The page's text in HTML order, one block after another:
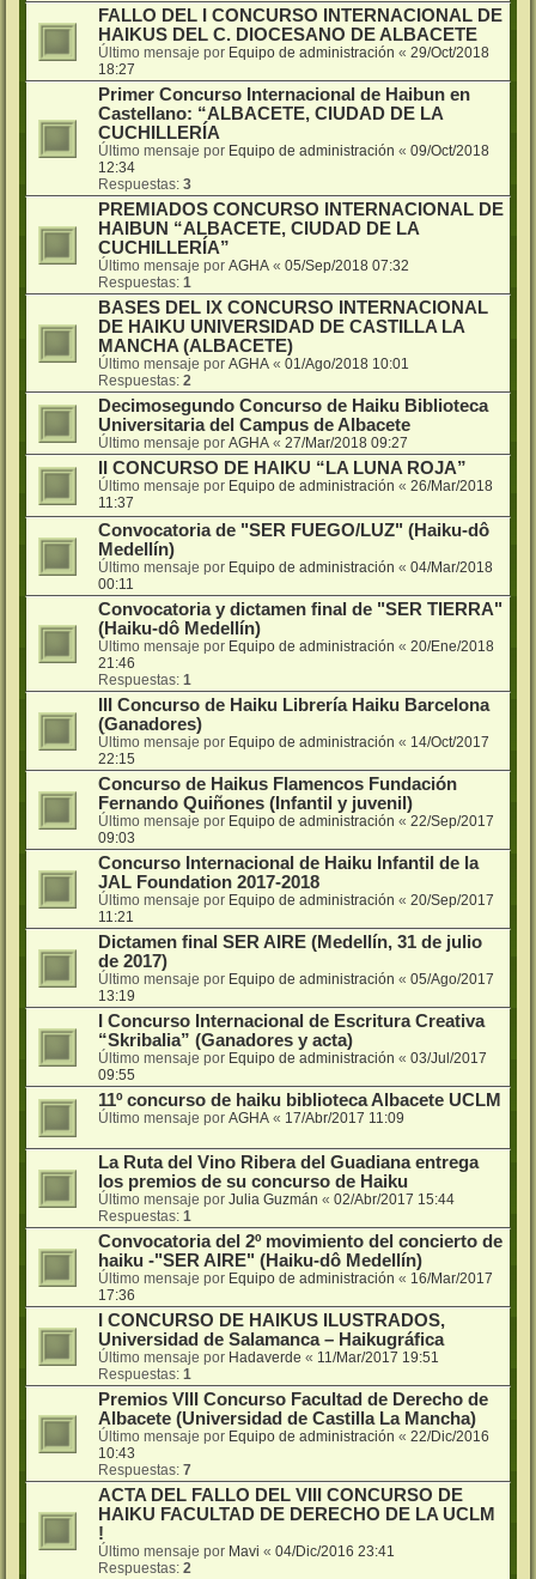
FALLO DEL I CONCURSO INTERNACIONAL DE
HAIKUS DEL C. DIOCESANO DE ALBACETE
Último mensaje por Equipo de administración « 29/Oct/2018
18:27
Primer Concurso Internacional de Haibun en
Castellano: “ALBACETE, CIUDAD DE LA
CUCHILLERÍA
Último mensaje por Equipo de administración « 09/Oct/2018
12:34
Respuestas: 3
PREMIADOS CONCURSO INTERNACIONAL DE
HAIBUN “ALBACETE, CIUDAD DE LA
CUCHILLERÍA”
Último mensaje por AGHA « 05/Sep/2018 07:32
Respuestas: 1
BASES DEL IX CONCURSO INTERNACIONAL
DE HAIKU UNIVERSIDAD DE CASTILLA LA
MANCHA (ALBACETE)
Último mensaje por AGHA « 01/Ago/2018 10:01
Respuestas: 2
Decimosegundo Concurso de Haiku Biblioteca
Universitaria del Campus de Albacete
Último mensaje por AGHA « 27/Mar/2018 09:27
II CONCURSO DE HAIKU “LA LUNA ROJA”
Último mensaje por Equipo de administración « 26/Mar/2018
11:37
Convocatoria de "SER FUEGO/LUZ" (Haiku-dô
Medellín)
Último mensaje por Equipo de administración « 04/Mar/2018
00:11
Convocatoria y dictamen final de "SER TIERRA"
(Haiku-dô Medellín)
Último mensaje por Equipo de administración « 20/Ene/2018
21:46
Respuestas: 1
III Concurso de Haiku Librería Haiku Barcelona
(Ganadores)
Último mensaje por Equipo de administración « 14/Oct/2017
22:15
Concurso de Haikus Flamencos Fundación
Fernando Quiñones (Infantil y juvenil)
Último mensaje por Equipo de administración « 22/Sep/2017
09:03
Concurso Internacional de Haiku Infantil de la
JAL Foundation 2017-2018
Último mensaje por Equipo de administración « 20/Sep/2017
11:21
Dictamen final SER AIRE (Medellín, 31 de julio
de 2017)
Último mensaje por Equipo de administración « 05/Ago/2017
13:19
I Concurso Internacional de Escritura Creativa
“Skribalia” (Ganadores y acta)
Último mensaje por Equipo de administración « 03/Jul/2017
09:55
11º concurso de haiku biblioteca Albacete UCLM
Último mensaje por AGHA « 17/Abr/2017 11:09
La Ruta del Vino Ribera del Guadiana entrega
los premios de su concurso de Haiku
Último mensaje por Julia Guzmán « 02/Abr/2017 15:44
Respuestas: 1
Convocatoria del 2º movimiento del concierto de
haiku -"SER AIRE" (Haiku-dô Medellín)
Último mensaje por Equipo de administración « 16/Mar/2017
17:36
I CONCURSO DE HAIKUS ILUSTRADOS,
Universidad de Salamanca – Haikugráfica
Último mensaje por Hadaverde « 11/Mar/2017 19:51
Respuestas: 1
Premios VIII Concurso Facultad de Derecho de
Albacete (Universidad de Castilla La Mancha)
Último mensaje por Equipo de administración « 22/Dic/2016
10:43
Respuestas: 7
ACTA DEL FALLO DEL VIII CONCURSO DE
HAIKU FACULTAD DE DERECHO DE LA UCLM
!
Último mensaje por Mavi « 04/Dic/2016 23:41
Respuestas: 2